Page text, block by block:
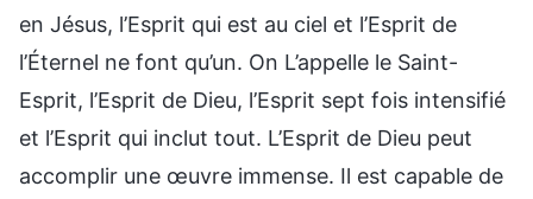
en Jésus, l’Esprit qui est au ciel et l’Esprit de
l’Éternel ne font qu’un. On L’appelle le Saint-
Esprit, l’Esprit de Dieu, l’Esprit sept fois intensifié
et l’Esprit qui inclut tout. L’Esprit de Dieu peut
accomplir une œuvre immense. Il est capable de